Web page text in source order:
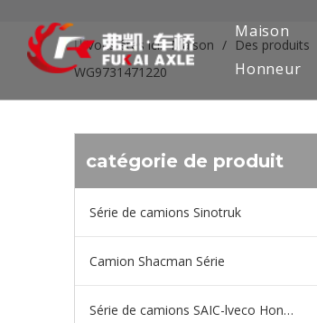
Maison
Honneur
Vous êtes ici: Maison / Des produits
WG9731471220
catégorie de produit
Série de camions Sinotruk
Camion Shacman Série
Série de camions SAIC-lveco Hongyan